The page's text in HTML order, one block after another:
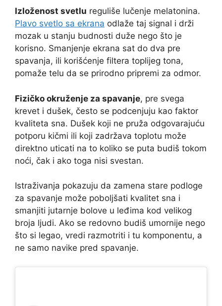
Izloženost svetlu reguliše lučenje melatonina.
Plavo svetlo sa ekrana odlaže taj signal i drži
mozak u stanju budnosti duže nego što je
korisno. Smanjenje ekrana sat do dva pre
spavanja, ili korišćenje filtera toplijeg tona,
pomaže telu da se prirodno pripremi za odmor.
Fizičko okruženje za spavanje, pre svega
krevet i dušek, često se podcenjuju kao faktor
kvaliteta sna. Dušek koji ne pruža odgovarajuću
potporu kičmi ili koji zadržava toplotu može
direktno uticati na to koliko se puta budiš tokom
noći, čak i ako toga nisi svestan.
Istraživanja pokazuju da zamena stare podloge
za spavanje može poboljšati kvalitet sna i
smanjiti jutarnje bolove u leđima kod velikog
broja ljudi. Ako se redovno budiš umornije nego
što si legao, vredi razmotriti i tu komponentu, a
ne samo navike pred spavanje.